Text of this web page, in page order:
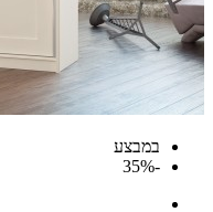
במבצע